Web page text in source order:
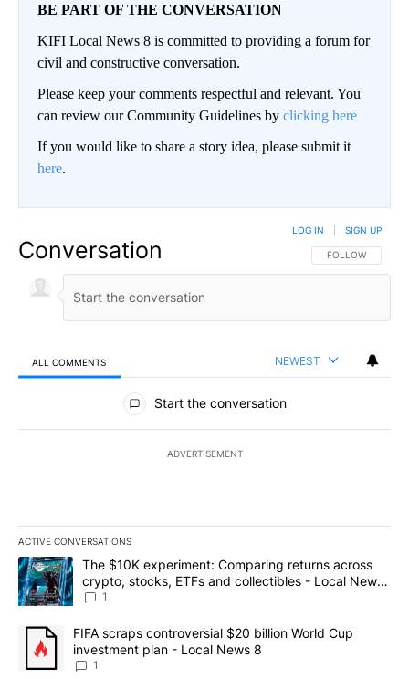
BE PART OF THE CONVERSATION
KIFI Local News 8 is committed to providing a forum for
civil and constructive conversation.
Please keep your comments respectful and relevant. You
can review our Community Guidelines by clicking here
If you would like to share a story idea, please submit it
here.
Conversation FOLLOW THIS
FOLLOW
LOG IN SIGN UP
ALL COMMENTS NEWEST
All Comments
Start the conversation
ADVERTISEMENT
ACTIVE CONVERSATIONS
The following is a list of the most commented articles in the last
A trending article titled "The $10K experiment: Comparing
The $10K experiment: Comparing returns across
crypto, stocks, ETFs and collectibles - Local News
8
1
A trending article titled "FIFA scraps controversial $20 billion
FIFA scraps controversial $20 billion World Cup
investment plan - Local News 8
1